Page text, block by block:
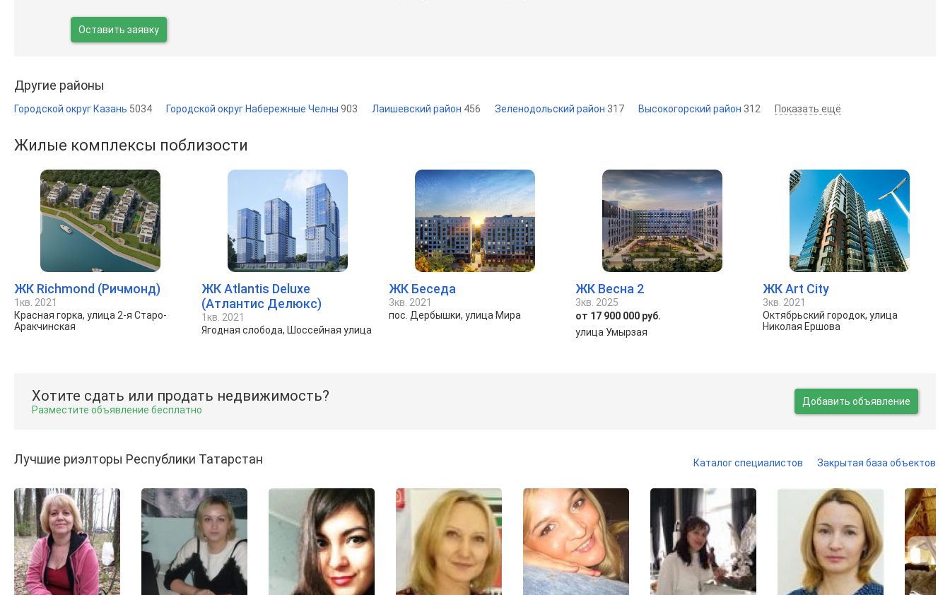
Оставить заявку
Другие районы
Городской округ Казань 5034 Городской округ Набережные Челны 903 Лаишевский район 456 Зеленодольский район 317 Высокогорский район 312 Показать ещё
Жилые комплексы поблизости
ЖК Richmond (Ричмонд)
1кв. 2021
Красная горка, улица 2-я Старо-
Аракчинская
ЖК Atlantis Deluxe
(Атлантис Делюкс)
1кв. 2021
Ягодная слобода, Шоссейная улица
ЖК Беседа
3кв. 2021
пос. Дербышки, улица Мира
ЖК Весна 2
3кв. 2025
от 17 900 000 руб.
улица Умырзая
ЖК Art City
3кв. 2021
Октябрьский городок, улица
Николая Ершова
Хотите сдать или продать недвижимость?
Разместите объявление бесплатно
Добавить объявление
Лучшие риэлторы Республики Татарстан Каталог специалистов Закрытая база объектов